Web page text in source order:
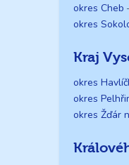
okres Cheb
okres
Kraj
okres
okres
okres Žďár